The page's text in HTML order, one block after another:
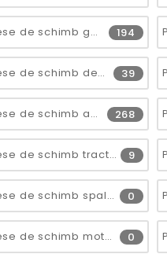
Piese de schimb generatoare 194
Piese de schimb despicatoare 39
Piese de schimb aeroterme 268
Piese de schimb tractoare 9
Piese de schimb spalatoare cu presiune 0
Piese de schimb motofoarfeca 0